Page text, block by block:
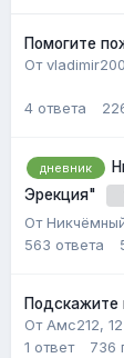
Помогите
От
4 ответа
дневник
Эрекция"
От
563 ответа
Подскажите
От Амс212,
1 ответ 736